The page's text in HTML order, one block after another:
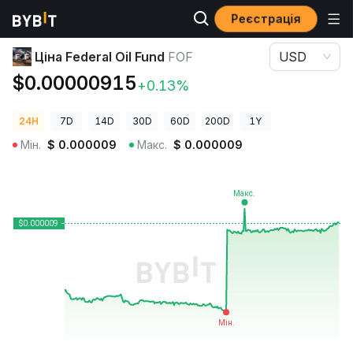
Реєстрація
Ціни криптовалют Ціна Federal Oil Fund FOF
Ціна Federal Oil Fund FOF
$0.00000915+0.13%
USD
24H 7D 14D 30D 60D 200D 1Y
Мін. $ 0.000009 Макс. $ 0.000009